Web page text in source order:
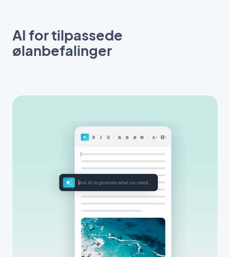
AI for tilpassede
ølanbefalinger